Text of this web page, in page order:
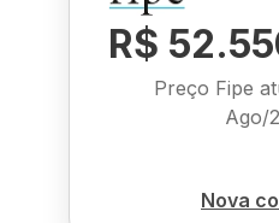
R$
Preço Fipe
Ago/
Nova